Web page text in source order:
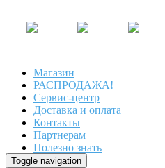
Магазин
РАСПРОДАЖА!
Сервис-центр
Доставка и оплата
Контакты
Партнерам
Полезно знать
Toggle navigation